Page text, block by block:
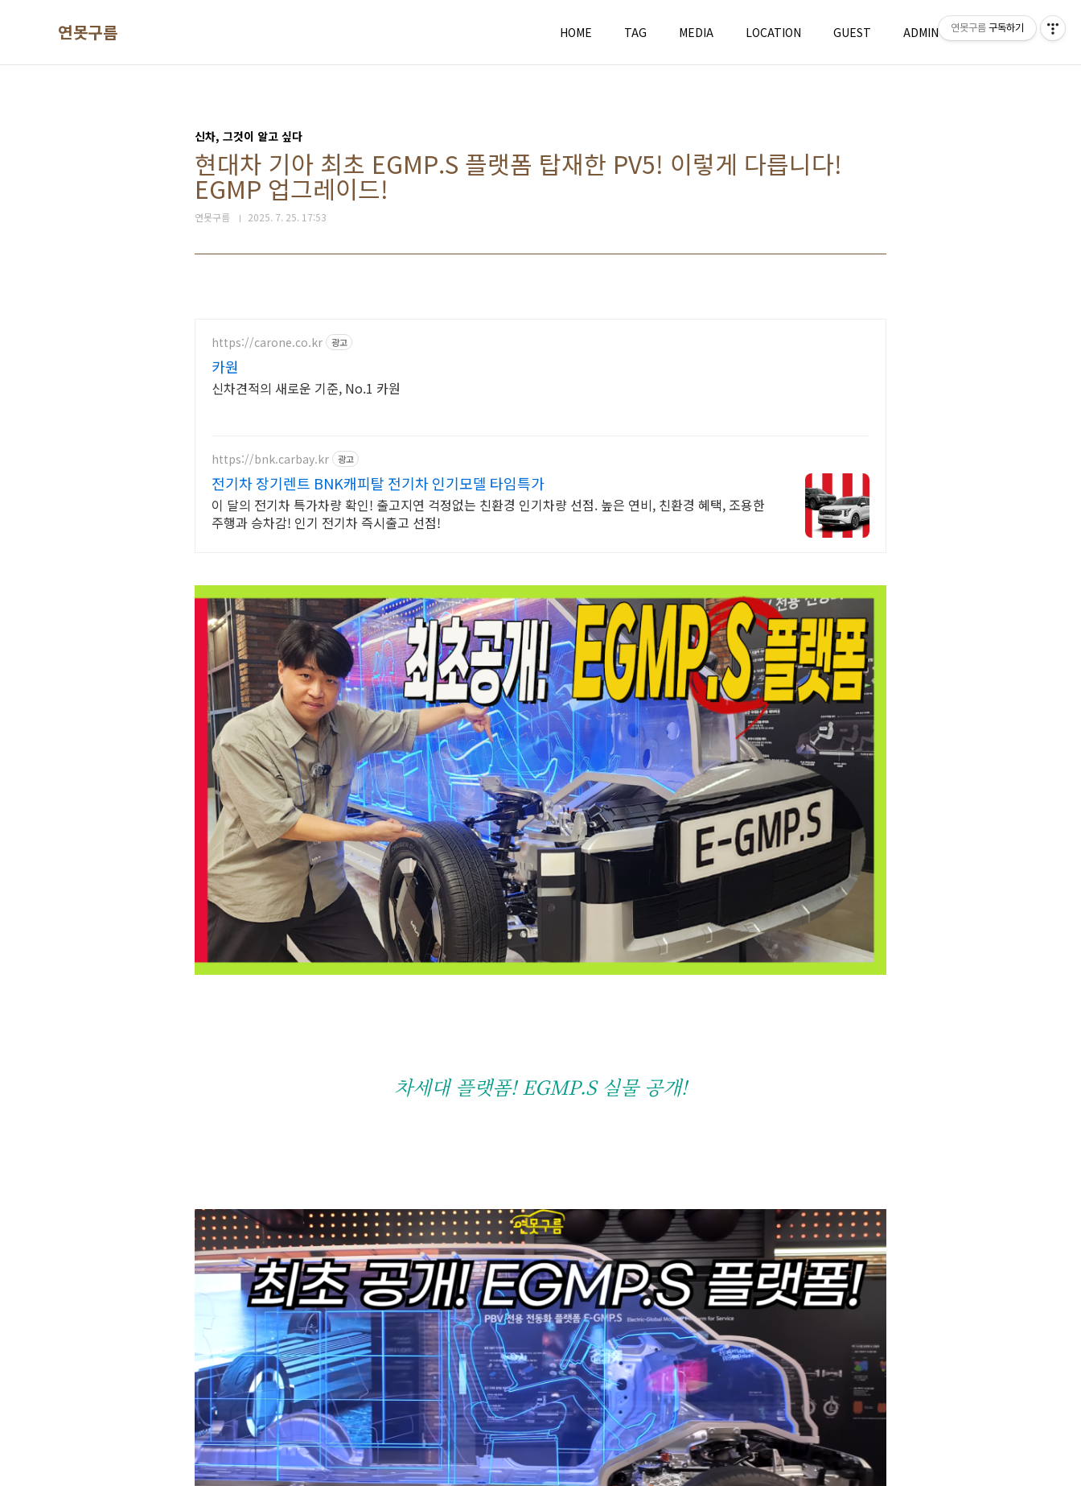
연못구름 HOME TAG MEDIA LOCATION GUEST ADMIN WRITE
신차, 그것이 알고 싶다
현대차 기아 최초 EGMP.S 플랫폼 탑재한 PV5! 이렇게 다릅니다!
EGMP 업그레이드!
연못구름 2025. 7. 25. 17:53
https://carone.co.kr 광고
카원
신차견적의 새로운 기준, No.1 카원
https://bnk.carbay.kr 광고
전기차 장기렌트 BNK캐피탈 전기차 인기모델 타임특가
이 달의 전기차 특가차량 확인! 출고지연 걱정없는 친환경 인기차량 선점. 높은 연비, 친환경 혜택, 조용한
주행과 승차감! 인기 전기차 즉시출고 선점!
차세대 플랫폼! EGMP.S 실물 공개!
연못구름 구독하기